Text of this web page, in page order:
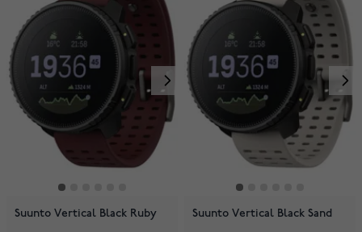
Suunto Vertical Black Ruby Suunto Vertical Black Sand